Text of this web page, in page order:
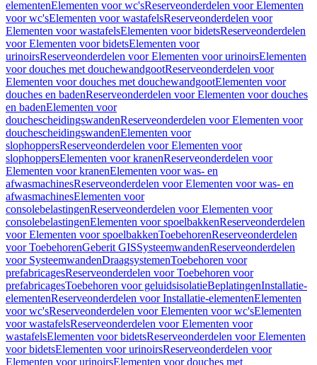
elementenElementen voor wc'sReserveonderdelen voor Elementen
voor wc'sElementen voor wastafelsReserveonderdelen voor
Elementen voor wastafelsElementen voor bidetsReserveonderdelen
voor Elementen voor bidetsElementen voor
urinoirsReserveonderdelen voor Elementen voor urinoirsElementen
voor douches met douchewandgootReserveonderdelen voor
Elementen voor douches met douchewandgootElementen voor
douches en badenReserveonderdelen voor Elementen voor douches
en badenElementen voor
douchescheidingswandenReserveonderdelen voor Elementen voor
douchescheidingswandenElementen voor
slophoppersReserveonderdelen voor Elementen voor
slophoppersElementen voor kranenReserveonderdelen voor
Elementen voor kranenElementen voor was- en
afwasmachinesReserveonderdelen voor Elementen voor was- en
afwasmachinesElementen voor
consolebelastingenReserveonderdelen voor Elementen voor
consolebelastingenElementen voor spoelbakkenReserveonderdelen
voor Elementen voor spoelbakkenToebehorenReserveonderdelen
voor ToebehorenGeberit GISSysteemwandenReserveonderdelen
voor SysteemwandenDraagsystemenToebehoren voor
prefabricagesReserveonderdelen voor Toebehoren voor
prefabricagesToebehoren voor geluidsisolatieBeplatingenInstallatie-
elementenReserveonderdelen voor Installatie-elementenElementen
voor wc'sReserveonderdelen voor Elementen voor wc'sElementen
voor wastafelsReserveonderdelen voor Elementen voor
wastafelsElementen voor bidetsReserveonderdelen voor Elementen
voor bidetsElementen voor urinoirsReserveonderdelen voor
Elementen voor urinoirsElementen voor douches met